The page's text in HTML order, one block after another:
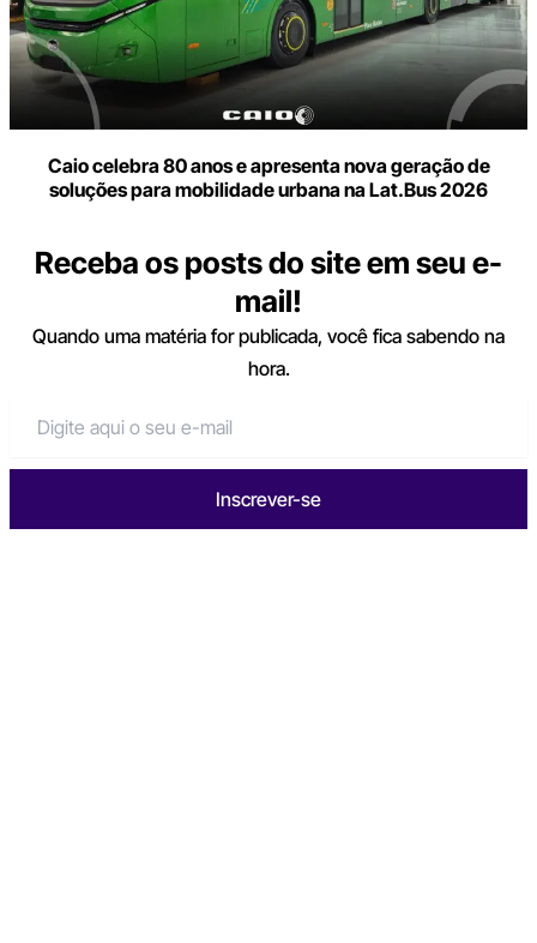
Caio celebra 80 anos e apresenta nova geração de
soluções para mobilidade urbana na Lat.Bus 2026
Receba os posts do site em seu e-
mail!
Quando uma matéria for publicada, você fica sabendo na
hora.
Inscrever-se